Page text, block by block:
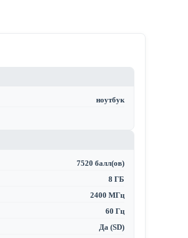
ноутбук
7520 балл(ов)
8 ГБ
2400 МГц
60 Гц
Да (SD)